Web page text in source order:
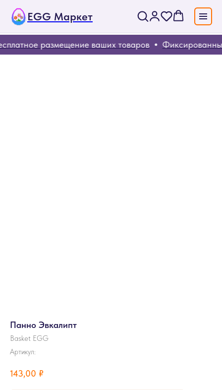
EGG Маркет
размещение ваших товаров
Панно Эвкалипт
Basket EGG
Артикул:
143,00 ₽